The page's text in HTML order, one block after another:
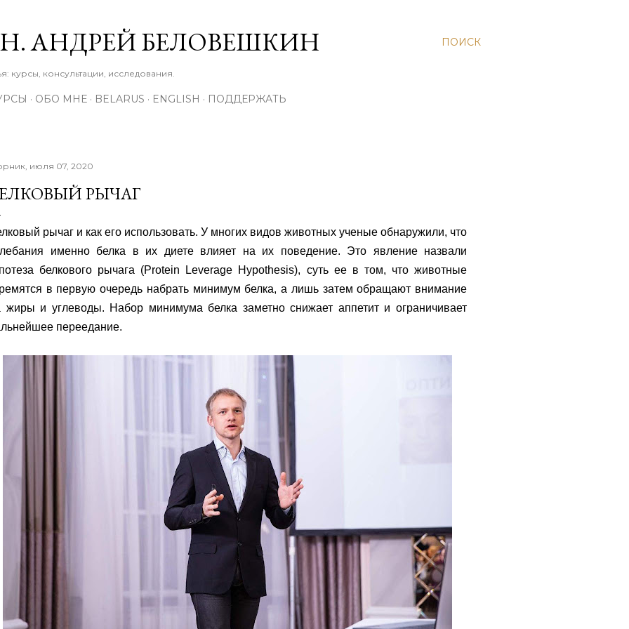
ПОИСК
АНДРЕЙ БЕЛОВЕШКИН
курсы, консультации, исследования.
ОБО МНЕ BELARUS ENGLISH ПОДДЕРЖАТЬ
июля 07, 2020
РЫЧАГ
рычаг и как его использовать. У многих видов животных ученые обнаружили, что
именно белка в их диете влияет на их поведение. Это явление назвали
белкового рычага (Protein Leverage Hypothesis), суть ее в том, что животные
в первую очередь набрать минимум белка, а лишь затем обращают внимание
жиры и углеводы. Набор минимума белка заметно снижает аппетит и ограничивает
переедание.